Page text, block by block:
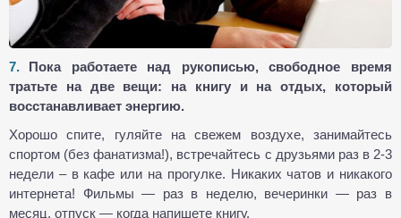
Пока работаете над рукописью, свободное время
тратьте на две вещи: на книгу и на отдых, который
восстанавливает энергию.
Хорошо спите, гуляйте на свежем воздухе, занимайтесь
спортом (без фанатизма!), встречайтесь с друзьями раз в 2-3
недели – в кафе или на прогулке. Никаких чатов и никакого
интернета! Фильмы — раз в неделю, вечеринки — раз в
месяц, отпуск — когда напишете книгу.